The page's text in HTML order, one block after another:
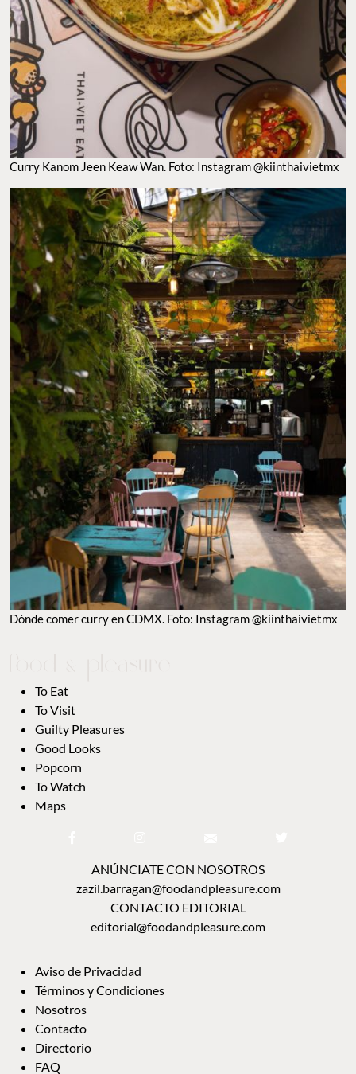
DÓNDE COMER CURRY EN CDMX. FOTO: INSTAGRAM @KIINTHAIVIETMX
TO EAT
TO VISIT
GUILTY PLEASURES
GOOD LOOKS
POPCORN
TO WATCH
MAPS
zazil.barragan@foodandpleasure.com
NOSOTROS
CONTACTO
DIRECTORIO